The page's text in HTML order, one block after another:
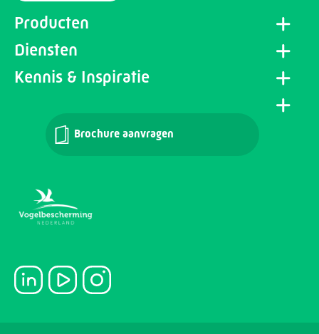
Producten
Diensten
Kennis & Inspiratie
Brochure aanvragen